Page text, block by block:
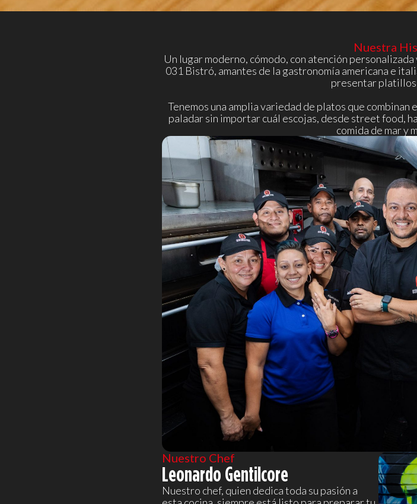
Nuestra
Un lugar moderno, cómodo, con atención
031 Bistró, amantes de la gastronomía americana e
presentar
Tenemos una amplia variedad de platos que
paladar sin importar cuál escojas, desde street food,
comida de mar y
Nuestro Chef
Leonardo Gentilcore
Nuestro chef, quien dedica toda su pasión a